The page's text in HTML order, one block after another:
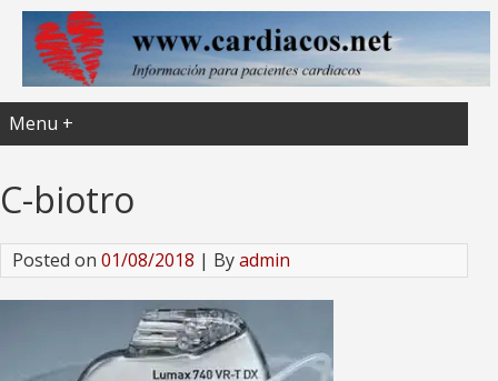
Menu +
C-biotro
Posted on 01/08/2018 | Byadmin